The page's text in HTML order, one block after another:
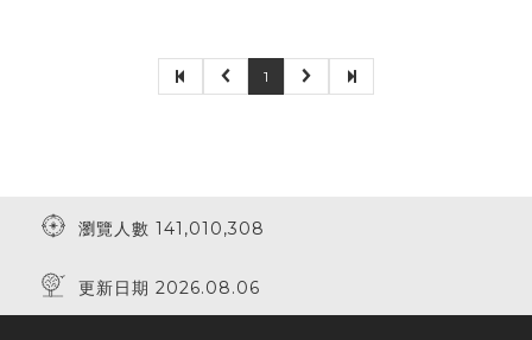
1
瀏覽人數 141,010,308
更新日期 2026.08.06